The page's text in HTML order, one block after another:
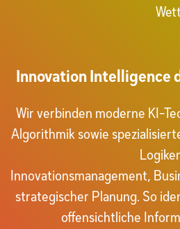
Innovation Intelligence
Wir verbinden moderne KI-
Algorithmik sowie
Innovationsmanagement,
strategischer Planung. So
offensichtliche